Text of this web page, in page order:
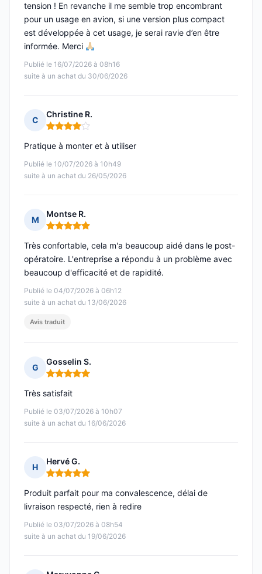
Publié le 16/07/2026 à 08h16
suite à un achat du 30/06/2026
tension ! En revanche il me semble trop encombrant
pour un usage en avion, si une version plus compact
est développée à cet usage, je serai ravie d’en être
informée. Merci
C
Christine R.
Note : 4 sur 5
Publié le 10/07/2026 à 10h49
suite à un achat du 26/05/2026
Pratique à monter et à utiliser
M
Montse R.
Note : 5 sur 5
Publié le 04/07/2026 à 06h12
suite à un achat du 13/06/2026
Très confortable, cela m'a beaucoup aidé dans le post-
opératoire. L'entreprise a répondu à un problème avec
beaucoup d'efficacité et de rapidité.
Avis traduit
G
Gosselin S.
Note : 5 sur 5
Publié le 03/07/2026 à 10h07
suite à un achat du 16/06/2026
Très satisfait
H
Hervé G.
Note : 5 sur 5
Publié le 03/07/2026 à 08h54
suite à un achat du 19/06/2026
Produit parfait pour ma convalescence, délai de
livraison respecté, rien à redire